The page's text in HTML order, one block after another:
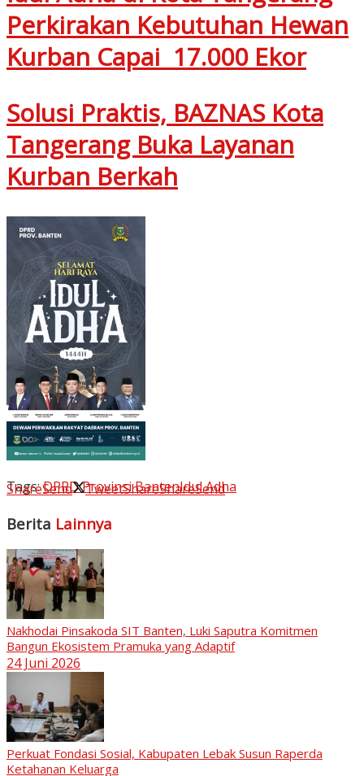
Perkirakan Kebutuhan Hewan
Kurban Capai 17.000 Ekor
Solusi Praktis, BAZNAS Kota
Tangerang Buka Layanan
Kurban Berkah
Tags:DPRD Provinsi BantenIdul Adha
ShareSend TweetShareShareSend
Berita Lainnya
Nakhodai Pinsakoda SIT Banten, Luki Saputra Komitmen
Bangun Ekosistem Pramuka yang Adaptif
24 Juni 2026
Perkuat Fondasi Sosial, Kabupaten Lebak Susun Raperda
Ketahanan Keluarga